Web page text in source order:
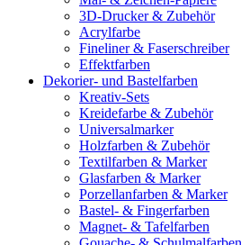
3D-Drucker & Zubehör
Acrylfarbe
Fineliner & Faserschreiber
Effektfarben
Dekorier- und Bastelfarben
Kreativ-Sets
Kreidefarbe & Zubehör
Universalmarker
Holzfarben & Zubehör
Textilfarben & Marker
Glasfarben & Marker
Porzellanfarben & Marker
Bastel- & Fingerfarben
Magnet- & Tafelfarben